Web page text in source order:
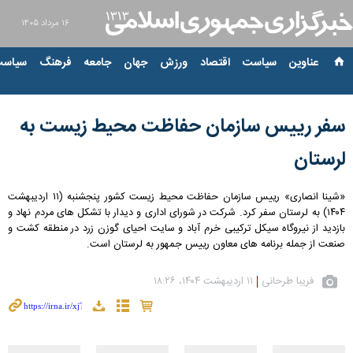
۱۶ مرداد ۱۴۰۵
عناوین‌ سیاست اقتصاد ورزش جهان جامعه فرهنگ
سفر رییس سازمان حفاظت محیط زیست به
لرستان
«شینا انصاری» رییس سازمان حفاظت محیط زیست کشور پنجشنبه (۱۱ اردیبهشت
۱۴۰۴) به لرستان سفر کرد. شرکت در شورای اداری و دیدار با تشکل های مردم نهاد و
بازدید از نیروگاه سیکل ترکیبی خرم آباد و سایت احیای گوزن زرد در منطقه کشت و
صنعت از جمله برنامه های معاون رییس جمهور به لرستان است.
فریبا طرحانی ۱۱ اردیبهشت ۱۴۰۴، ۱۸:۲۶